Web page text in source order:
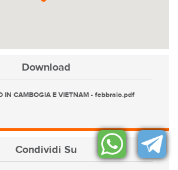
Download
IN CAMBOGIA E VIETNAM - febbraio.pdf
Condividi Su